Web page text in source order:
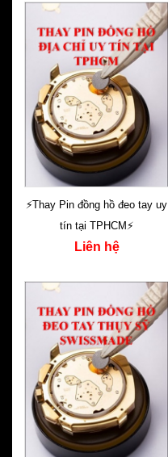
⚡️Thay Pin đồng hồ đeo tay uy
tín tại TPHCM⚡️
Liên hệ